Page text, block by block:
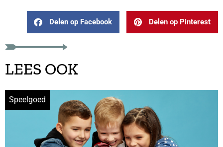
Delen op Facebook Delen op Pinterest
LEES OOK
Speelgoed